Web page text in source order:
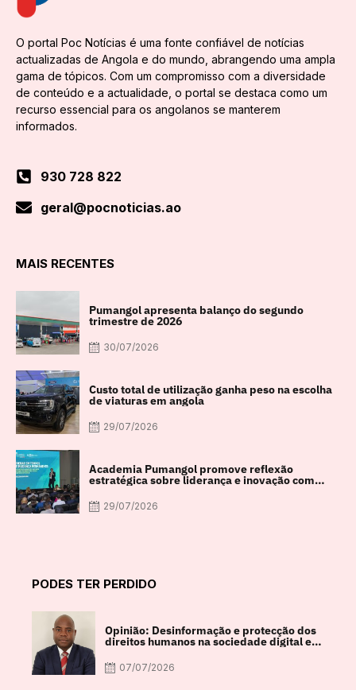
O portal Poc Notícias é uma fonte confiável de notícias
actualizadas de Angola e do mundo, abrangendo uma ampla
gama de tópicos. Com um compromisso com a diversidade
de conteúdo e a actualidade, o portal se destaca como um
recurso essencial para os angolanos se manterem
informados.
930 728 822
geral@pocnoticias.ao
MAIS RECENTES
Pumangol apresenta balanço do segundo
trimestre de 2026
30/07/2026
Custo total de utilização ganha peso na escolha
de viaturas em angola
29/07/2026
Academia Pumangol promove reflexão
estratégica sobre liderança e inovação com
especialista internacional Nadim Habib
29/07/2026
PODES TER PERDIDO
Opinião: Desinformação e protecção dos
direitos humanos na sociedade digital em
07/07/2026